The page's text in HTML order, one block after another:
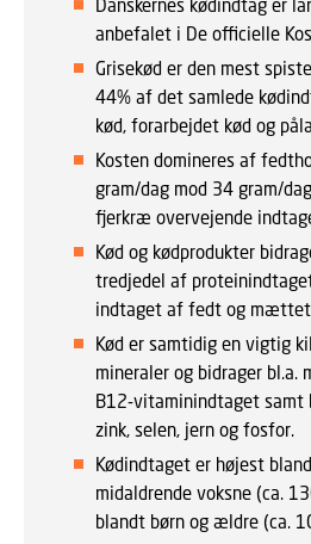
Danskernes kødindtag er
anbefalet i De officielle
Grisekød er den mest
44% af det samlede
kød, forarbejdet kød og
Kosten domineres af
gram/dag mod 34 gram/
fjerkræ overvejende
Kød og kødprodukter
tredjedel af
indtaget af fedt og
Kød er samtidig en vigtig
mineraler og bidrager bl.a.
B12‑vitaminindtaget
zink, selen, jern og fosfor.
Kødindtaget er højest
midaldrende voksne (ca.
blandt børn og ældre (ca.